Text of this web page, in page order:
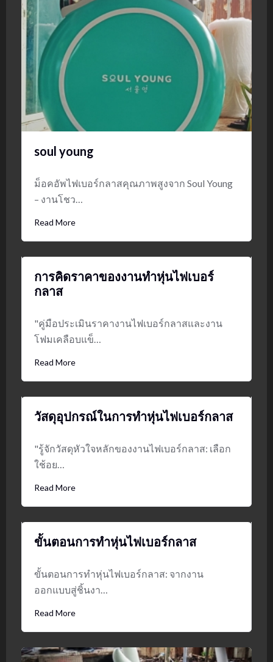
soul young
ม็อคอัพไฟเบอร์กลาสคุณภาพสูงจาก Soul Young
– งานโชว…
Read More
การคิดราคาของงานทำหุ่นไฟเบอร์
กลาส
"คู่มือประเมินราคางานไฟเบอร์กลาสและงาน
โฟมเคลือบแข็…
Read More
วัสดุอุปกรณ์ในการทำหุ่นไฟเบอร์กลาส
"รู้จักวัสดุหัวใจหลักของงานไฟเบอร์กลาส: เลือก
ใช้อย…
Read More
ขั้นตอนการทำหุ่นไฟเบอร์กลาส
ขั้นตอนการทำหุ่นไฟเบอร์กลาส: จากงาน
ออกแบบสู่ชิ้นงา…
Read More